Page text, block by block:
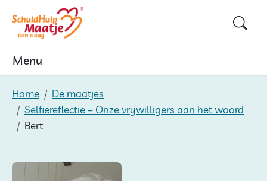
Menu
Home
De maatjes
Selfiereflectie – Onze vrijwilligers aan het woord
Bert